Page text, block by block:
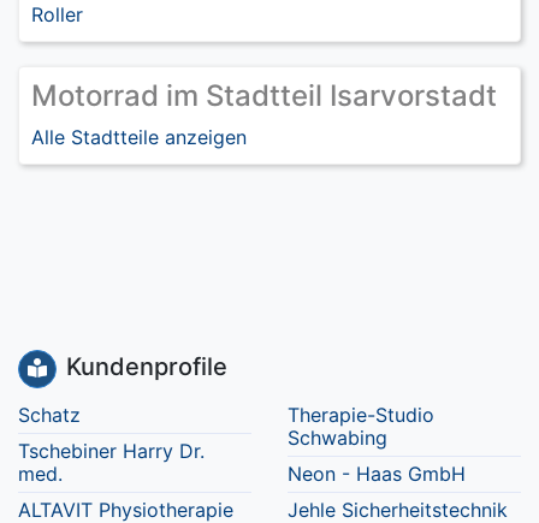
Roller
Motorrad im Stadtteil Isarvorstadt
Alle Stadtteile anzeigen
Kundenprofile
Schatz
Tschebiner Harry Dr.
med.
ALTAVIT Physiotherapie
Therapie-Studio
Schwabing
Neon - Haas GmbH
Jehle Sicherheitstechnik